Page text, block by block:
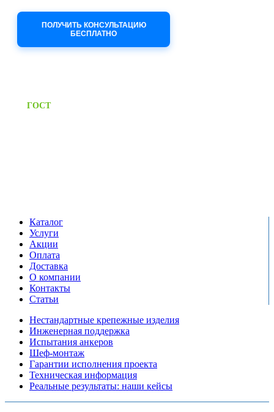
ПОЛУЧИТЬ КОНСУЛЬТАЦИЮ
БЕСПЛАТНО
ГОСТПредоставляем паспорт
Каталог
Услуги
Акции
Оплата
Доставка
О компании
Контакты
Статьи
Нестандартные крепежные изделия
Инженерная поддержка
Испытания анкеров
Шеф-монтаж
Гарантии исполнения проекта
Техническая информация
Реальные результаты: наши кейсы